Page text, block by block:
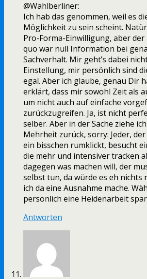
@Wahlberliner:
Ich hab das genommen, weil es
Möglichkeit zu sein scheint.
Pro-Forma-Einwilligung, aber
quo war null Information bei
Sachverhalt. Mir geht’s dabei
Einstellung, mir persönlich sind
egal. Aber ich glaube, genau Dir
erklärt, dass mir sowohl Zeit als
um nicht auch auf einfache
zurückzugreifen. Ja, ist nicht
selber. Aber in der Sache ziehe
Mehrheit zurück, sorry: Jeder,
ein bisschen rumklickt, besucht
die mehr und intensiver tracken
dagegen was machen will, der
selbst tun, da würde es eh nichts
ich da eine Ausnahme mache.
persönlich eine Heidenarbeit
Antworten